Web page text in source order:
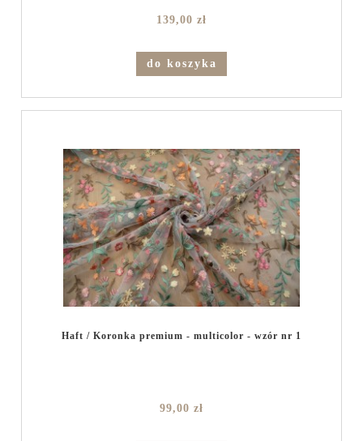
139,00 zł
do koszyka
Haft / Koronka premium - multicolor - wzór nr 1
99,00 zł